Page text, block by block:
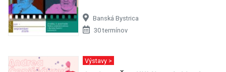
Banská Bystrica
30 termínov
Výstavy >